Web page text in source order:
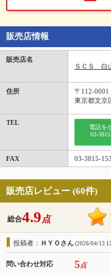
販売店情報
販売店名
ＳＣＳ 白
住所
〒112-0001
東京都文京
TEL
電話を
03-
FAX 03-3815-
販売店レビュー (60件)
総合4.9点
投稿者： ＨＹＯさん (2026/04/13
問い合わせ対応 5点